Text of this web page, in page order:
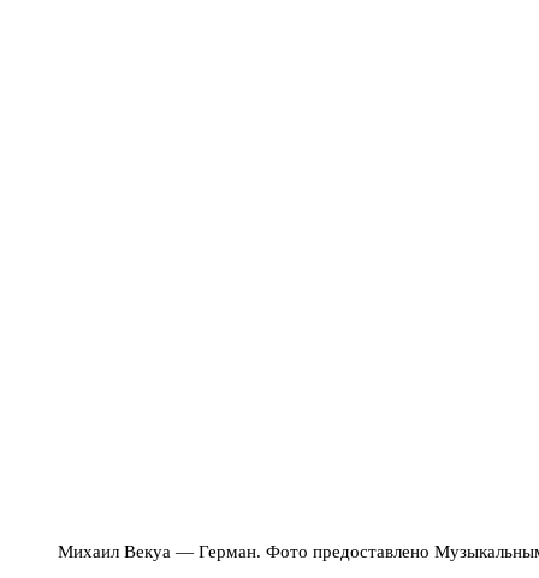
Михаил Векуа — Герман. Фото предоставлено